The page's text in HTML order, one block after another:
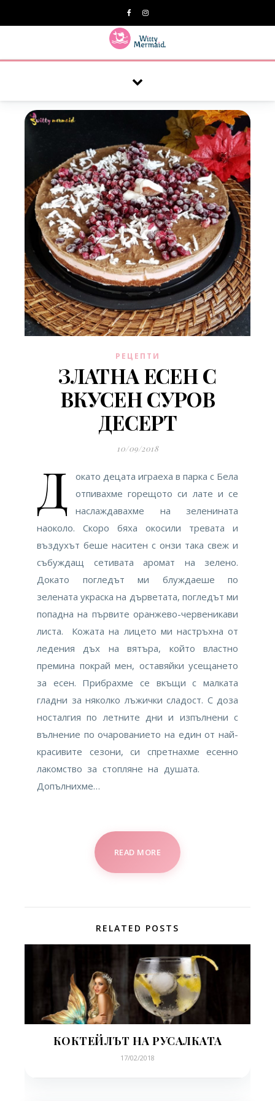
РЕЦЕПТИ
ЗЛАТНА ЕСЕН С
ВКУСЕН СУРОВ
ДЕСЕРТ
10/09/2018
Д
окато децата играеха в парка с Бела
отпивахме горещото си лате и се
наслаждавахме на зеленината
наоколо. Скоро бяха окосили тревата и
въздухът беше наситен с онзи така свеж и
събуждащ сетивата аромат на зелено.
Докато погледът ми блуждаеше по
зелената украска на дърветата, погледът ми
попадна на първите оранжево-червеникави
листа. Кожата на лицето ми настръхна от
ледения дъх на вятъра, който властно
премина покрай мен, оставяйки усещането
за есен. Прибрахме се вкъщи с малката
гладни за няколко лъжички сладост. С доза
носталгия по летните дни и изпълнени с
вълнение по очарованието на един от най-
красивите сезони, си спретнахме есенно
лакомство за стопляне на душата.
Допълнихме…
READ MORE
RELATED POSTS
КОКТЕЙЛЪТ НА РУСАЛКАТА
17/02/2018